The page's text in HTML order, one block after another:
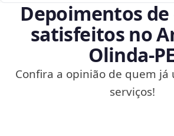
Depoimentos
satisfeitos no
Olinda‑PE
Confira a opinião de quem já
serviços!